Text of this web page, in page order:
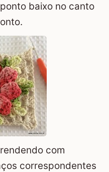
baixo no canto
com
correspondentes